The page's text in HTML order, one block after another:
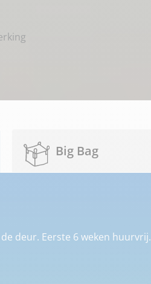
Big Bag
deur. Eerste 6 weken huurvrij.